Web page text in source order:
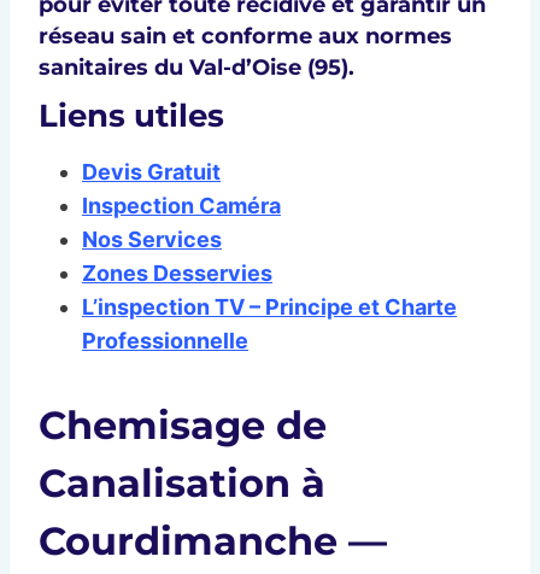
réseau sain et conforme aux normes
sanitaires du Val-d’Oise (95).
Liens utiles
Devis Gratuit
Inspection Caméra
Nos Services
Zones Desservies
L’inspection TV – Principe et Charte
Professionnelle
Chemisage de
Canalisation à
Courdimanche —